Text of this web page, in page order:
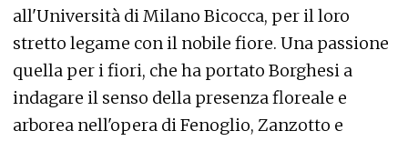
all'Università di Milano Bicocca, per il loro
stretto legame con il nobile fiore. Una passione
quella per i fiori, che ha portato Borghesi a
indagare il senso della presenza floreale e
arborea nell'opera di Fenoglio, Zanzotto e